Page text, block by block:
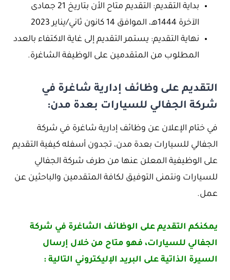
بداية التقديم: التقديم متاح الأن بتاريخ 21 جمادى
الآخرة 1444هـ، الموافق 14 كانون ثاني/يناير 2023
نهاية التقديم: يستمر التقديم إلى غاية الاكتفاء بالعدد
المطلوب من المتقدمين على الوظيفة الشاغرة.
التقديم على وظائف إدارية شاغرة في
شركة الجفالي للسيارات بعدة مدن:
في ختام الإعلان عن وظائف إدارية شاغرة في شركة
الجفالي للسيارات بعدة مدن، تجدون أسفله كيفية التقديم
على الوظيفية المعلن عنها من طرف شركة الجفالي
للسيارات ونتمنى التوفيق لكافة المتقدمين والباحثين عن
عمل.
يمكنكم التقديم على الوظائف الشاغرة في شركة
الجفالي للسيارات، فهو متاح من خلال إرسال
السيرة الذاتية على البريد الإليكتروني التالية :